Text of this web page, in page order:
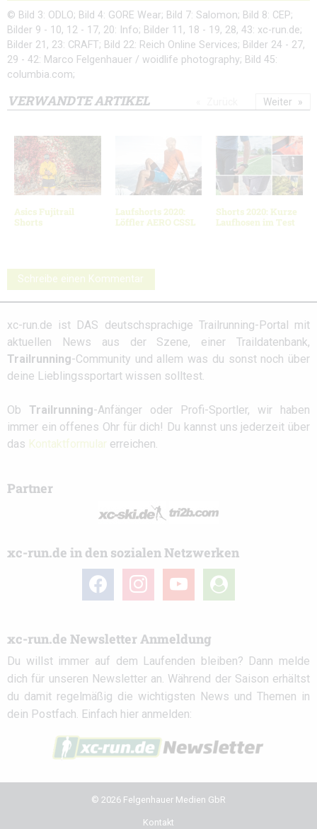
© Bild 3: ODLO; Bild 4: GORE Wear; Bild 7: Salomon; Bild 8: CEP;
Bilder 9 - 10, 12 - 17, 20: Info; Bilder 11, 18 - 19, 28, 43: xc-run.de;
Bilder 21, 23: CRAFT; Bild 22: Reich Online Services; Bilder 24 - 27,
29 - 42: Marco Felgenhauer / woidlife photography; Bild 45:
columbia.com;
VERWANDTE ARTIKEL
Asics Fujitrail
Shorts
Laufshorts 2020:
Löffler AERO CSSL
Shorts 2020: Kurze
Laufhosen im Test
Weiter
Schreibe einen Kommentar
xc-run.de ist DAS deutschsprachige Trailrunning-Portal mit
aktuellen News aus der Szene, einer Traildatenbank,
Trailrunning-Community und allem was du sonst noch über
deine Lieblingssportart wissen solltest.
Ob Trailrunning-Anfänger oder Profi-Sportler, wir haben
immer ein offenes Ohr für dich! Du kannst uns jederzeit über
das Kontaktformular erreichen.
Partner
xc-run.de in den sozialen Netzwerken
facebook instagramyoutube
user-
circle
xc-run.de Newsletter Anmeldung
Du willst immer auf dem Laufenden bleiben? Dann melde
dich für unseren Newsletter an. Während der Saison erhältst
du damit regelmäßig die wichtigsten News und Themen in
dein Postfach. Einfach hier anmelden:
© 2026 Felgenhauer Medien GbR
Kontakt